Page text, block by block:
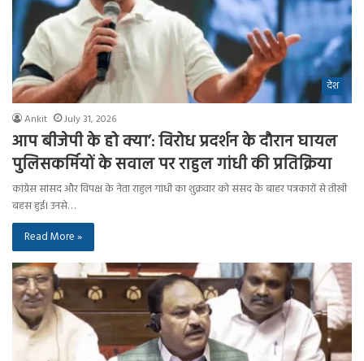
देश
Ankit July 31, 2026
आप बीजेपी के हो क्या’: विरोध प्रदर्शन के दौरान घायल
पुलिसकर्मियों के सवाल पर राहुल गांधी की प्रतिक्रिया
कांग्रेस सांसद और विपक्ष के नेता राहुल गांधी का शुक्रवार को संसद के बाहर पत्रकारों से तीखी
बहस हुई। उनसे…
Read More »